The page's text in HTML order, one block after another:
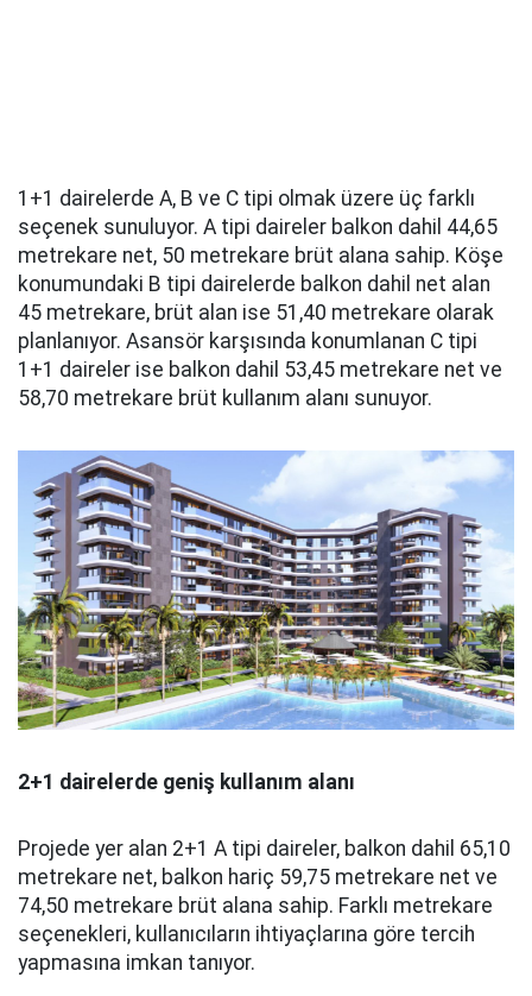
1+1 dairelerde A, B ve C tipi olmak üzere üç farklı
seçenek sunuluyor. A tipi daireler balkon dahil 44,65
metrekare net, 50 metrekare brüt alana sahip. Köşe
konumundaki B tipi dairelerde balkon dahil net alan
45 metrekare, brüt alan ise 51,40 metrekare olarak
planlanıyor. Asansör karşısında konumlanan C tipi
1+1 daireler ise balkon dahil 53,45 metrekare net ve
58,70 metrekare brüt kullanım alanı sunuyor.
2+1 dairelerde geniş kullanım alanı
Projede yer alan 2+1 A tipi daireler, balkon dahil 65,10
metrekare net, balkon hariç 59,75 metrekare net ve
74,50 metrekare brüt alana sahip. Farklı metrekare
seçenekleri, kullanıcıların ihtiyaçlarına göre tercih
yapmasına imkan tanıyor.